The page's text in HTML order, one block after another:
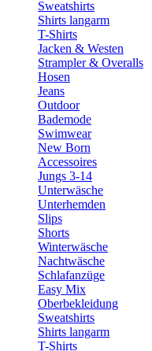
Sweatshirts
Shirts langarm
T-Shirts
Jacken & Westen
Strampler & Overalls
Hosen
Jeans
Outdoor
Bademode
Swimwear
New Born
Accessoires
Jungs 3-14
Unterwäsche
Unterhemden
Slips
Shorts
Winterwäsche
Nachtwäsche
Schlafanzüge
Easy Mix
Oberbekleidung
Sweatshirts
Shirts langarm
T-Shirts